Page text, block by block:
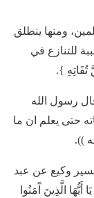
ومنها ينطلق
للتنازع في
تُقَاتِهِ }.
رسول الله
حتى يعلم ان ما
)).
وكيع عن عبد
الَّذِينَ آَمَنُوا